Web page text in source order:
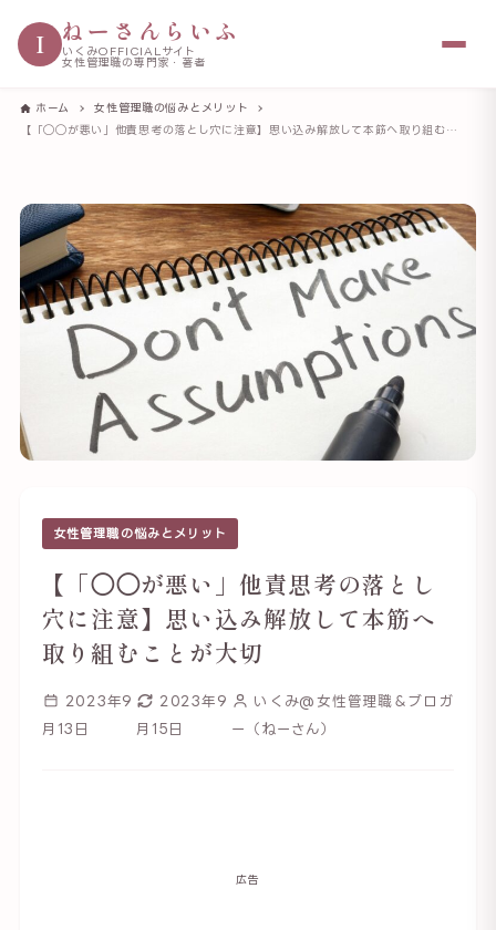
I ねーさんらいふ
いくみOFFICIALサイト
女性管理職の専門家・著者
ホーム
女性管理職の悩みとメリット
【「◯◯が悪い」他責思考の落とし穴に注意】思い込み解放して本筋へ取り組むことが大切
女性管理職の悩みとメリット
【「◯◯が悪い」他責思考の落とし
穴に注意】思い込み解放して本筋へ
取り組むことが大切
2023年9
月13日
2023年9
月15日
いくみ@女性管理職＆ブロガ
ー（ねーさん）
広告